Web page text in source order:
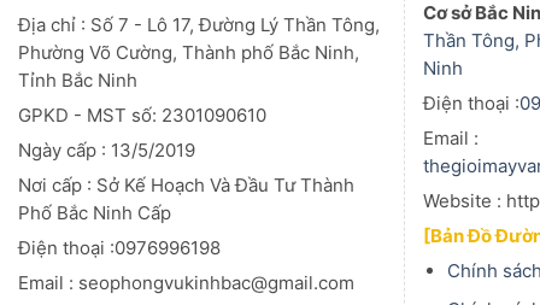
Địa chỉ : Số 7 - Lô 17, Đường Lý Thần Tông,
Phường Võ Cường, Thành phố Bắc Ninh,
Tỉnh Bắc Ninh
GPKD - MST số: 2301090610
Ngày cấp : 13/5/2019
Nơi cấp : Sở Kế Hoạch Và Đầu TưThành
Phố Bắc Ninh Cấp
Điện thoại :0976996198
Email : seophongvukinhbac@gmail.com
Cơ sở Bắc
Thần Tông,
Ninh
Điện thoại :
Email :
Website :
[Bản Đồ
Chính